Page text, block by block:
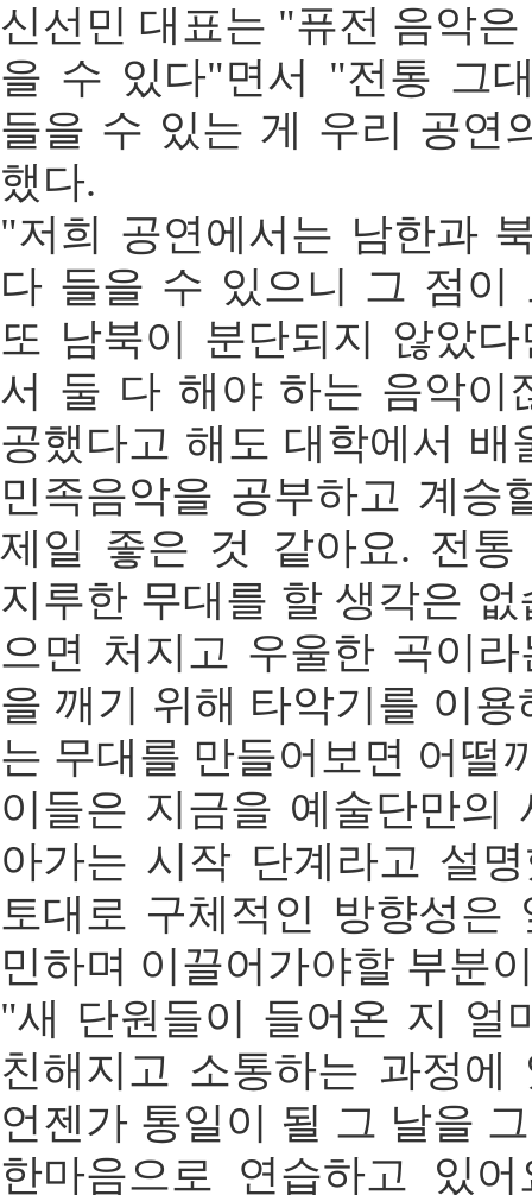
신선민 대표는 "퓨전 음악
을 수 있다"면서 "전통 그
들을 수 있는 게 우리 공연
했다.
"저희 공연에서는 남한과
다 들을 수 있으니 그 점이
또 남북이 분단되지 않았
서 둘 다 해야 하는 음악이
공했다고 해도 대학에서 배
민족음악을 공부하고 계승
제일 좋은 것 같아요. 전통
지루한 무대를 할 생각은
으면 처지고 우울한 곡이
을 깨기 위해 타악기를 이
는 무대를 만들어보면 어떨
이들은 지금을 예술단만의
아가는 시작 단계라고 설
토대로 구체적인 방향성은
민하며 이끌어가야할 부분
"새 단원들이 들어온 지 얼
친해지고 소통하는 과정에
언젠가 통일이 될 그 날을
한마음으로 연습하고 있